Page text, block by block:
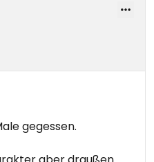
gegessen.